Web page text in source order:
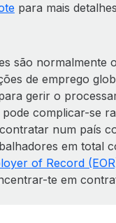
para mais
são normalmente
de emprego
gerir o
complicar-se
num país
em total
of Record
te em